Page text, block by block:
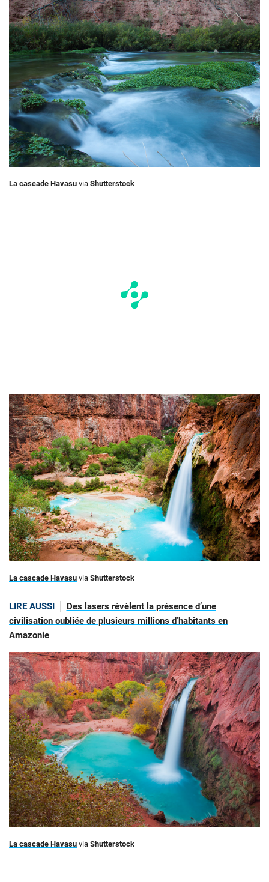
La cascade Havasu via Shutterstock
La cascade Havasu via Shutterstock
LIRE AUSSI
Des lasers révèlent la présence d’une
civilisation oubliée de plusieurs millions d’habitants en
Amazonie
La cascade Havasu via Shutterstock